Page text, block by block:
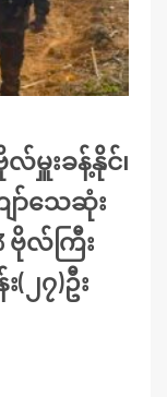
မှူးခန့်နိုင်၊
ော်သေဆုံး
ဗိုလ်ကြီး
၂၇)ဦး